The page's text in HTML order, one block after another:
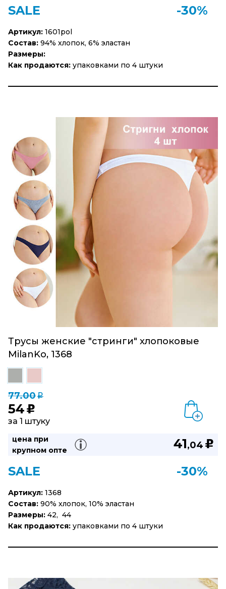
SALE -30%
Артикул: 1601pol
Состав: 94% хлопок, 6% эластан
Размеры:
Как продаются: упаковками по 4 штуки
Трусы женские "стринги" хлопоковые
MilanKo, 1368
77.00q
54 u
за 1 штуку
цена при
крупном опте
41,04 u
SALE -30%
Артикул: 1368
Состав: 90% хлопок, 10% эластан
Размеры: 42, 44
Как продаются: упаковками по 4 штуки